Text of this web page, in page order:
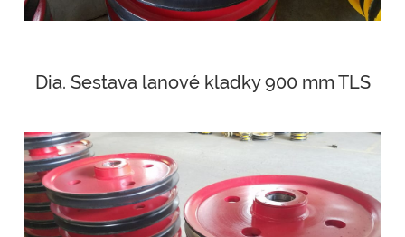
Dia. Sestava lanové kladky 900 mm TLS